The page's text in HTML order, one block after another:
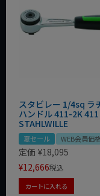
スタビレー 1/4sq ラ
ハンドル 411-2K 411
STAHLWILLE
夏セール WEB会員価
定価 ¥18,095
¥12,666税込
カートに入れる